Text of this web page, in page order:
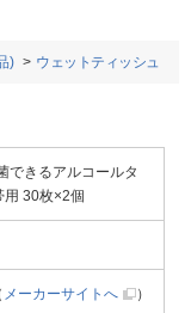
) ウェットティッシュ
できるアルコールタ
用 30枚×2個
メーカーサイトへ ）